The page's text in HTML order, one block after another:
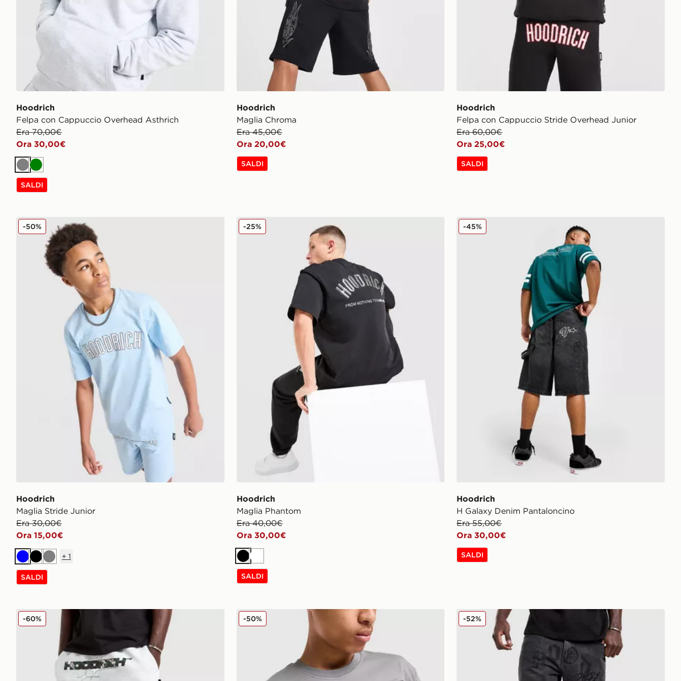
Hoodrich
Felpa con Cappuccio Overhead Asthrich
Era 70,00€
Ora 30,00€
GrigioVerde
SALDI
Hoodrich
Maglia Chroma
Era 45,00€
Ora 20,00€
SALDI
Hoodrich
Felpa con Cappuccio Stride Overhead Junior
Era 60,00€
Ora 25,00€
SALDI
Hoodrich Maglia Stride Junior
Hoodrich
Maglia Stride Junior
Era 30,00€
Ora 15,00€
-50%
BluNeroGrigio
+ 1
SALDI
Hoodrich Maglia Phantom
Hoodrich
Maglia Phantom
Era 40,00€
Ora 30,00€
-25%
NeroBianco
SALDI
Hoodrich H Galaxy Denim Pantaloncino
Hoodrich
H Galaxy Denim Pantaloncino
Era 55,00€
Ora 30,00€
-45%
SALDI
Hoodrich Pantaloncino Ryder
-60% Hoodrich Maglia Stride Junior
-50% Hoodrich Jeans Iron Diamante
-52%